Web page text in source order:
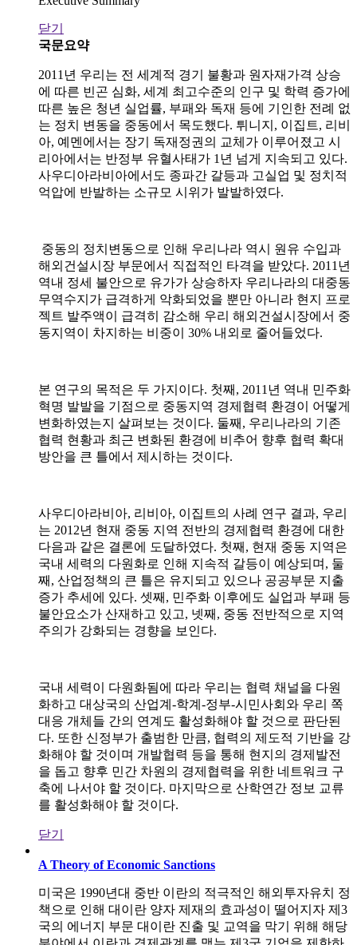
닫기
국문요약
2011년 우리는 전 세계적 경기 불황과 원자재가격 상승
에 따른 빈곤 심화, 세계 최고수준의 인구 및 학력 증가에
따른 높은 청년 실업률, 부패와 독재 등에 기인한 전례 없
는 정치 변동을 중동에서 목도했다. 튀니지, 이집트, 리비
아, 예멘에서는 장기 독재정권의 교체가 이루어졌고 시
리아에서는 반정부 유혈사태가 1년 넘게 지속되고 있다.
사우디아라비아에서도 종파간 갈등과 고실업 및 정치적
억압에 반발하는 소규모 시위가 발발하였다.
중동의 정치변동으로 인해 우리나라 역시 원유 수입과
해외건설시장 부문에서 직접적인 타격을 받았다. 2011년
역내 정세 불안으로 유가가 상승하자 우리나라의 대중동
무역수지가 급격하게 악화되었을 뿐만 아니라 현지 프로
젝트 발주액이 급격히 감소해 우리 해외건설시장에서 중
동지역이 차지하는 비중이 30% 내외로 줄어들었다.
본 연구의 목적은 두 가지이다. 첫째, 2011년 역내 민주화
혁명 발발을 기점으로 중동지역 경제협력 환경이 어떻게
변화하였는지 살펴보는 것이다. 둘째, 우리나라의 기존
협력 현황과 최근 변화된 환경에 비추어 향후 협력 확대
방안을 큰 틀에서 제시하는 것이다.
사우디아라비아, 리비아, 이집트의 사례 연구 결과, 우리
는 2012년 현재 중동 지역 전반의 경제협력 환경에 대한
다음과 같은 결론에 도달하였다. 첫째, 현재 중동 지역은
국내 세력의 다원화로 인해 지속적 갈등이 예상되며, 둘
째, 산업정책의 큰 틀은 유지되고 있으나 공공부문 지출
증가 추세에 있다. 셋째, 민주화 이후에도 실업과 부패 등
불안요소가 산재하고 있고, 넷째, 중동 전반적으로 지역
주의가 강화되는 경향을 보인다.
국내 세력이 다원화됨에 따라 우리는 협력 채널을 다원
화하고 대상국의 산업계-학계-정부-시민사회와 우리 쪽
대응 개체들 간의 연계도 활성화해야 할 것으로 판단된
다. 또한 신정부가 출범한 만큼, 협력의 제도적 기반을 강
화해야 할 것이며 개발협력 등을 통해 현지의 경제발전
을 돕고 향후 민간 차원의 경제협력을 위한 네트워크 구
축에 나서야 할 것이다. 마지막으로 산학연간 정보 교류
를 활성화해야 할 것이다.
닫기
A Theory of Economic Sanctions
미국은 1990년대 중반 이란의 적극적인 해외투자유치 정
책으로 인해 대이란 양자 제재의 효과성이 떨어지자 제3
국의 에너지 부문 대이란 진출 및 교역을 막기 위해 해당